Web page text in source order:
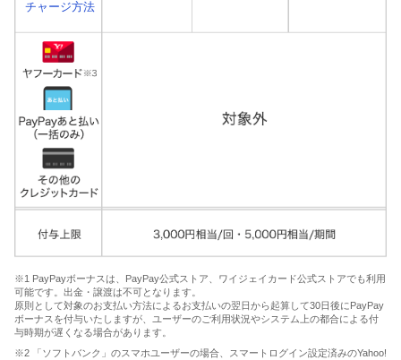
チャージ方法
※1 PayPayボーナスは、PayPay公式ストア、ワイジェイカード公式ストアでも利用
可能です。出金・譲渡は不可となります。
原則として対象のお支払い方法によるお支払いの翌日から起算して30日後にPayPay
ボーナスを付与いたしますが、ユーザーのご利用状況やシステム上の都合による付
与時期が遅くなる場合があります。
※2 「ソフトバンク」のスマホユーザーの場合、スマートログイン設定済みのYahoo!